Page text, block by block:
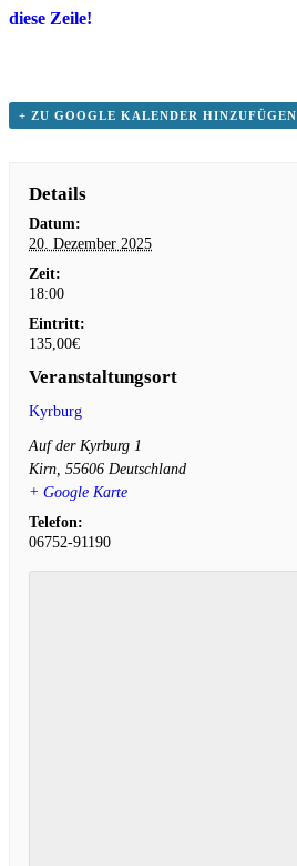
diese Zeile!
+ ZU GOOGLE KALENDER HINZUFÜGEN
Details
Datum:
20. Dezember 2025
Zeit:
18:00
Eintritt:
135,00€
Veranstaltungsort
Kyrburg
Auf der Kyrburg 1
Kirn 55606 Deutschland
+ Google Karte
Telefon:
06752-91190